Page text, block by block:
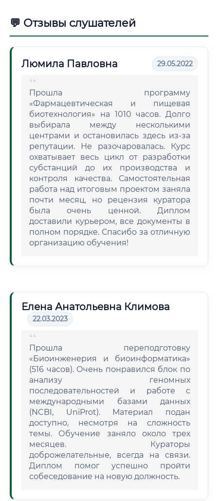
💬 Отзывы слушателей
Люмила Павловна 29.05.2022
Прошла программу
«Фармацевтическая и пищевая
биотехнология» на 1010 часов. Долго
выбирала между несколькими
центрами и остановилась здесь из-за
репутации. Не разочаровалась. Курс
охватывает весь цикл от разработки
субстанций до их производства и
контроля качества. Самостоятельная
работа над итоговым проектом заняла
почти месяц, но рецензия куратора
была очень ценной. Диплом
доставили курьером, все документы в
полном порядке. Спасибо за отличную
организацию обучения!
Елена Анатольевна Климова
22.03.2023
Прошла переподготовку
«Биоинженерия и биоинформатика»
(516 часов). Очень понравился блок по
анализу геномных
последовательностей и работе с
международными базами данных
(NCBI, UniProt). Материал подан
доступно, несмотря на сложность
темы. Обучение заняло около трех
месяцев. Кураторы
доброжелательные, всегда на связи.
Диплом помог успешно пройти
собеседование на новую должность.